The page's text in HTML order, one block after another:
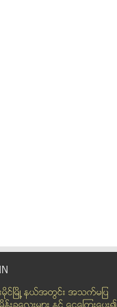
မိုင္ျမိဳ ့နယ္အတြင္း အသက္မျပ